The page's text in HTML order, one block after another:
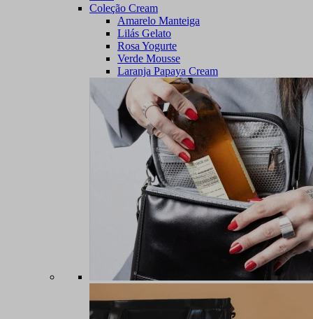
Coleção Cream
Amarelo Manteiga
Lilás Gelato
Rosa Yogurte
Verde Mousse
Laranja Papaya Cream